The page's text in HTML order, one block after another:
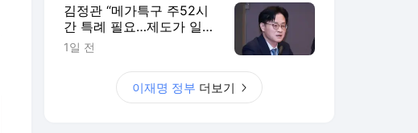
김정관 “메가특구 주52시
간 특례 필요…제도가 일할
의지 꺾어선 안 돼”
1일 전
이재명 정부 더보기